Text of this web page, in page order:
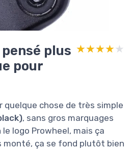
plus
pour
★★★★★
★★★★★
quelque chose de très simple
, sans gros marquages
logo Prowheel, mais ça
monté, ça se fond plutôt bien